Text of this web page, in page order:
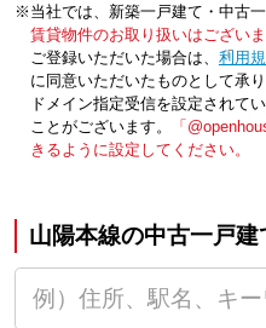
※当社では、新築一戸建て・中古
賃貸物件のお取り扱いはござい
ご登録いただいた場合は、「利用
に同意いただいたものとして承り
ドメイン指定受信を設定されて
ことがございます。
「
きるように設定してください。
山陽本線の中古一戸建